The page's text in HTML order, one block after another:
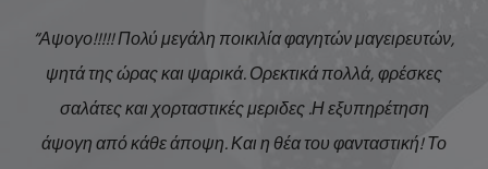
“Αψογο!!!!! Πολύ μεγάλη ποικιλία φαγητών μαγειρευτών,
ψητά της ώρας και ψαρικά. Ορεκτικά πολλά, φρέσκες
σαλάτες και χορταστικές μεριδες .Η εξυπηρέτηση
άψογη από κάθε άποψη. Και η θέα του φανταστική! Το